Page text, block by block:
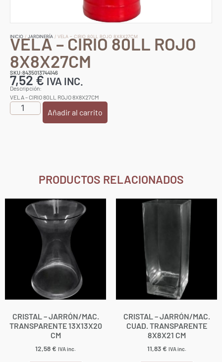
INICIO / JARDINERÍA / VELA – CIRIO 80LL ROJO 8X8X27CM
VELA – CIRIO 80LL ROJO
8X8X27CM
SKU:8435013744146
7,52€ IVA INC.
Descripción:
VELA – CIRIO 80LL ROJO 8X8X27CM
Añadir al carrito
PRODUCTOS RELACIONADOS
CRISTAL – JARRÓN/MAC.
TRANSPARENTE 13X13X20
CM
12,58€ IVA inc.
CRISTAL – JARRÓN/MAC.
CUAD. TRANSPARENTE
8X8X21 CM
11,83€ IVA inc.